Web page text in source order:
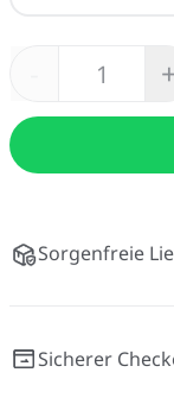
Sorgenfreie
Sicherer